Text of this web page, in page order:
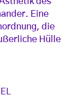
Eine
die
Hülle